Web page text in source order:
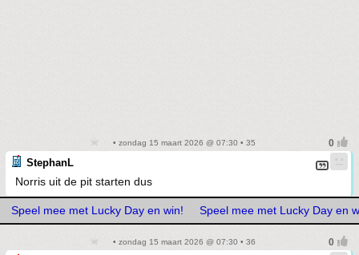
• zondag 15 maart 2026 @ 07:30 • 35
StephanL
Norris uit de pit starten dus
Speel mee met Lucky Day en win! Speel mee met Lucky Day en
• zondag 15 maart 2026 @ 07:30 • 36